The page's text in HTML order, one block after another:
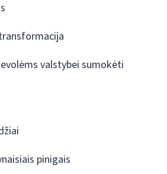
valstybei sumokėti
pinigais